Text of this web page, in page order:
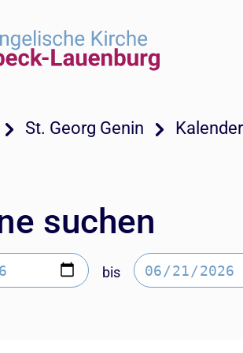
St. Georg Genin Kalender
suchen
bis